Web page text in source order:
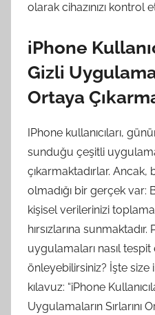
olarak cihazınızı kontrol
iPhone
Gizli
Ortaya
IPhone kullanıcıları,
sunduğu çeşitli
çıkarmaktadırlar.
olmadığı bir gerçek var:
kişisel verilerinizi
hırsızlarına
uygulamaları nasıl
önleyebilirsiniz? İşte size
kılavuz: “iPhone
Uygulamaların Sırlarını